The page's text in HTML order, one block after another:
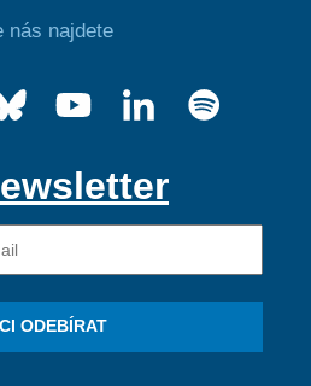
nás najdete
ODEBÍRAT